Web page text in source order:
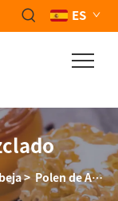
ES
>Polen de Abeja Mezclado